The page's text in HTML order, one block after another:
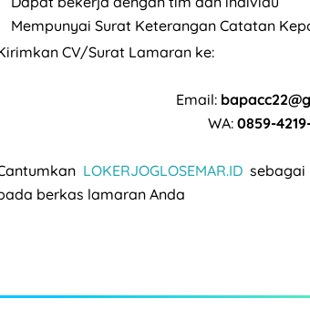
Mempunyai Surat Keterangan Catatan
CV/Surat Lamaran ke:
Email:
WA:0859-
LOKERJOGLOSEMAR.ID
berkas lamaran Anda